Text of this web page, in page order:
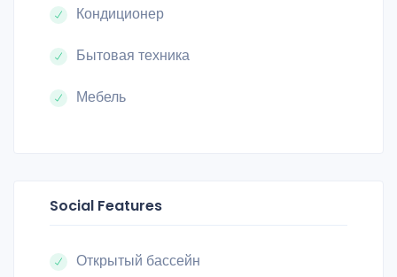
Кондиционер
Бытовая техника
Мебель
Social Features
Открытый бассейн